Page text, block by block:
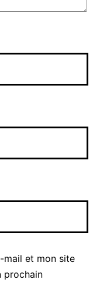
mail et mon site
prochain